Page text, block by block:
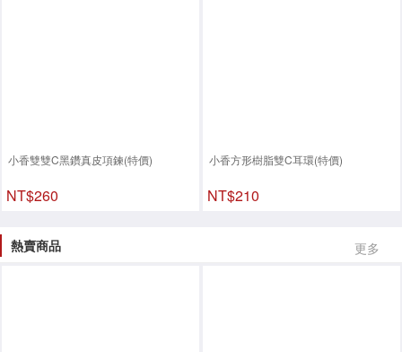
小香雙雙C黑鑽真皮項鍊(特價)
NT$260
小香方形樹脂雙C耳環(特價)
NT$210
熱賣商品 更多